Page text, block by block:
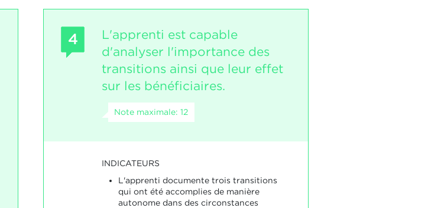
4
L'apprenti est capable
d'analyser l'importance des
transitions ainsi que leur effet
sur les bénéficiaires.
Note maximale: 12
INDICATEURS
L'apprenti documente trois transitions
qui ont été accomplies de manière
autonome dans des circonstances